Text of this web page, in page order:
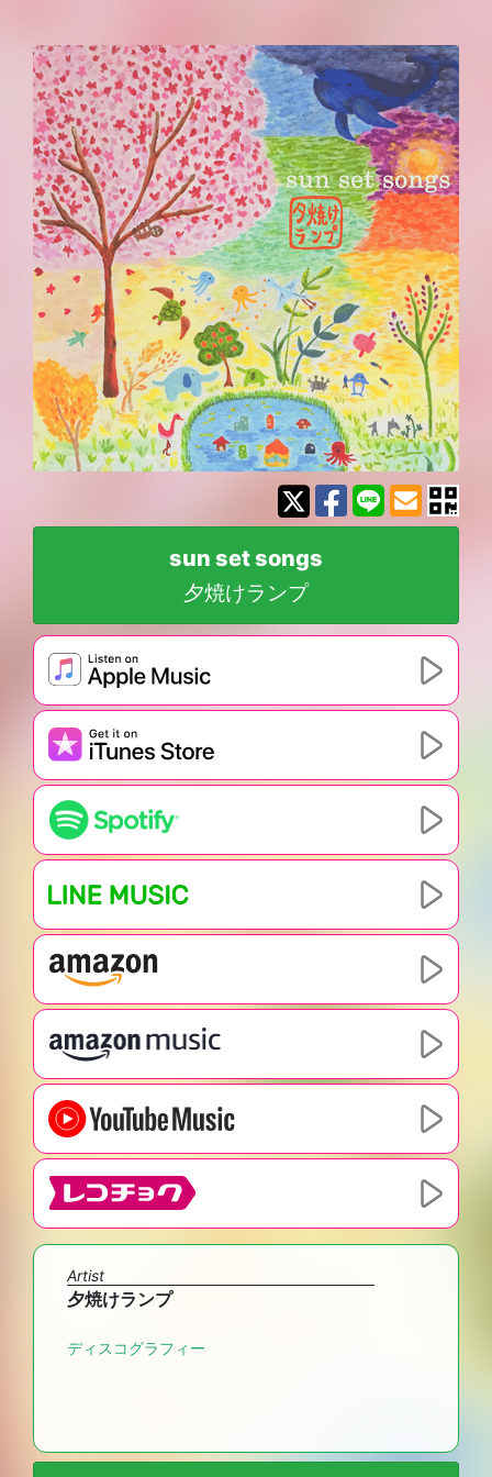
sun set songs
夕焼けランプ
Artist
夕焼けランプ
ディスコグラフィー